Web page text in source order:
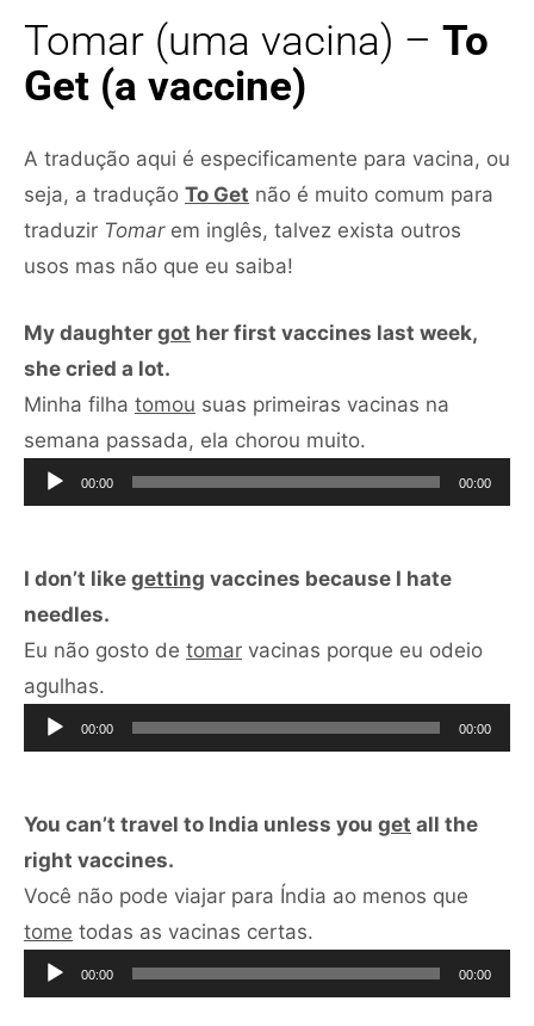
Tomar (uma vacina) – To
Get (a vaccine)
A tradução aqui é especificamente para vacina, ou
seja, a tradução To Get não é muito comum para
traduzir Tomarem inglês, talvez exista outros
usos mas não que eu saiba!
My daughter got her first vaccines last week,
she cried a lot.
Minha filha tomou suas primeiras vacinas na
semana passada, ela chorou muito.
de
áudio
00:00 00:00
I don’t like getting vaccines because I hate
needles.
Eu não gosto de tomar vacinas porque eu odeio
agulhas.
de
áudio
00:00 00:00
You can’t travel to India unless you get all the
right vaccines.
Você não pode viajar para Índia ao menos que
tome todas as vacinas certas.
de
áudio
00:00 00:00